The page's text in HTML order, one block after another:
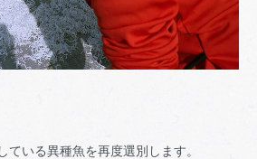
ている異種魚を再度選別します。